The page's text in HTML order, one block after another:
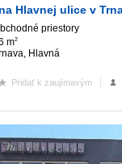
Hlavnej ulice v
priestory
m2
Hlavná
Pridať k zaujímavým